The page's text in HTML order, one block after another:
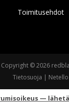
Toimitusehdot
Copyright © 2026
Tietosuoja | Netello
—